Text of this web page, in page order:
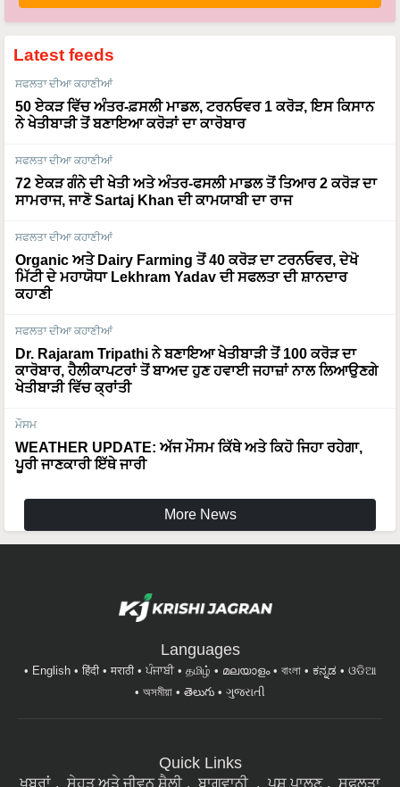
Latest feeds
ਸਫਲਤਾ ਦੀਆ ਕਹਾਣੀਆਂ
50 ਏਕੜ ਵਿੱਚ ਅੰਤਰ-ਫ਼ਸਲੀ ਮਾਡਲ, ਟਰਨਓਵਰ 1 ਕਰੋੜ, ਇਸ ਕਿਸਾਨ
ਨੇ ਖੇਤੀਬਾੜੀ ਤੋਂ ਬਣਾਇਆ ਕਰੋੜਾਂ ਦਾ ਕਾਰੋਬਾਰ
ਸਫਲਤਾ ਦੀਆ ਕਹਾਣੀਆਂ
72 ਏਕੜ ਗੰਨੇ ਦੀ ਖੇਤੀ ਅਤੇ ਅੰਤਰ-ਫਸਲੀ ਮਾਡਲ ਤੋਂ ਤਿਆਰ 2 ਕਰੋੜ ਦਾ
ਸਾਮਰਾਜ, ਜਾਣੋ Sartaj Khan ਦੀ ਕਾਮਯਾਬੀ ਦਾ ਰਾਜ
ਸਫਲਤਾ ਦੀਆ ਕਹਾਣੀਆਂ
Organic ਅਤੇ Dairy Farming ਤੋਂ 40 ਕਰੋੜ ਦਾ ਟਰਨਓਵਰ, ਦੇਖੋ
ਮਿੱਟੀ ਦੇ ਮਹਾਯੋਧਾ Lekhram Yadav ਦੀ ਸਫਲਤਾ ਦੀ ਸ਼ਾਨਦਾਰ
ਕਹਾਣੀ
ਸਫਲਤਾ ਦੀਆ ਕਹਾਣੀਆਂ
Dr. Rajaram Tripathi ਨੇ ਬਣਾਇਆ ਖੇਤੀਬਾੜੀ ਤੋਂ 100 ਕਰੋੜ ਦਾ
ਕਾਰੋਬਾਰ, ਹੈਲੀਕਾਪਟਰਾਂ ਤੋਂ ਬਾਅਦ ਹੁਣ ਹਵਾਈ ਜਹਾਜ਼ਾਂ ਨਾਲ ਲਿਆਉਣਗੇ
ਖੇਤੀਬਾੜੀ ਵਿੱਚ ਕ੍ਰਾਂਤੀ
ਮੌਸਮ
WEATHER UPDATE: ਅੱਜ ਮੌਸਮ ਕਿੱਥੇ ਅਤੇ ਕਿਹੋ ਜਿਹਾ ਰਹੇਗਾ,
ਪੂਰੀ ਜਾਣਕਾਰੀ ਇੱਥੇ ਜਾਰੀ
More News
Languages
English हिंदी मराठी ਪੰਜਾਬੀ தமிழ் മലയാളം বাংলা ಕನ್ನಡ
ଓଡିଆ
অসমীয়া
తెలుగు ગુજરાતી
Quick Links
ਖਬਰਾਂ ਸੇਹਤ ਅਤੇ ਜੀਵਨ ਸ਼ੈਲੀ ਬਾਗਵਾਨੀ ਪਸ਼ੂ ਪਾਲਣ ਸਫਲਤਾ